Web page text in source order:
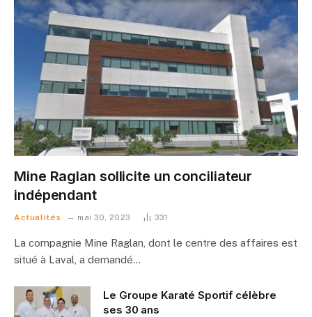
Mine Raglan sollicite un conciliateur
indépendant
Actualités mai 30, 2023 331
La compagnie Mine Raglan, dont le centre des affaires est
situé à Laval, a demandé…
Le Groupe Karaté Sportif célèbre
ses 30 ans